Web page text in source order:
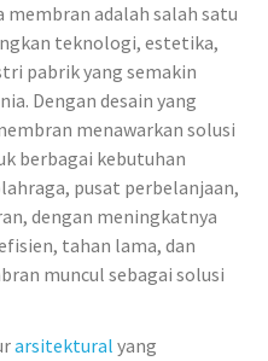
membran adalah salah satu
teknologi, estetika,
pabrik yang semakin
Dengan desain yang
menawarkan solusi
berbagai kebutuhan
pusat perbelanjaan,
dengan meningkatnya
tahan lama, dan
muncul sebagai solusi
arsitektural yang